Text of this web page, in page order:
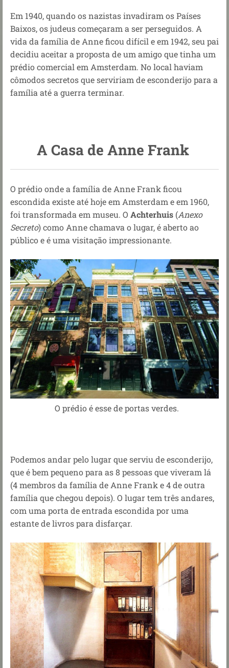
Em 1940, quando os nazistas invadiram os Países
Baixos, os judeus começaram a ser perseguidos. A
vida da família de Anne ficou difícil e em 1942, seu pai
decidiu aceitar a proposta de um amigo que tinha um
prédio comercial em Amsterdam. No local haviam
cômodos secretos que serviriam de esconderijo para a
família até a guerra terminar.
A Casa de Anne Frank
O prédio onde a família de Anne Frank ficou
escondida existe até hoje em Amsterdam e em 1960,
foi transformada em museu. O Achterhuis (Anexo
Secreto) como Anne chamava o lugar, é aberto ao
público e é uma visitação impressionante.
O prédio é esse de portas verdes.
Podemos andar pelo lugar que serviu de esconderijo,
que é bem pequeno para as 8 pessoas que viveram lá
(4 membros da família de Anne Frank e 4 de outra
família que chegou depois). O lugar tem três andares,
com uma porta de entrada escondida por uma
estante de livros para disfarçar.